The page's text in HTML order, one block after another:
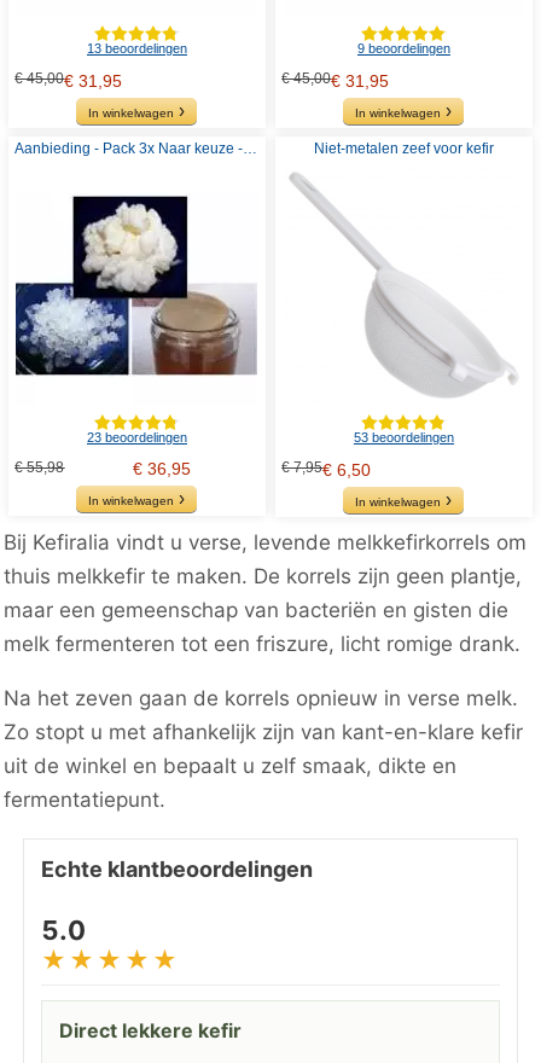
13 beoordelingen
€ 45,00€ 31,95
In winkelwagen
9 beoordelingen
€ 45,00€ 31,95
In winkelwagen
23 beoordelingen
€ 55,98 € 36,95
In winkelwagen
Niet-metalen zeef voor kefir
53 beoordelingen
€ 7,95€ 6,50
In winkelwagen
Bij Kefiralia vindt u verse, levende melkkefirkorrels om
thuis melkkefir te maken. De korrels zijn geen plantje,
maar een gemeenschap van bacteriën en gisten die
melk fermenteren tot een friszure, licht romige drank.
Na het zeven gaan de korrels opnieuw in verse melk.
Zo stopt u met afhankelijk zijn van kant-en-klare kefir
uit de winkel en bepaalt u zelf smaak, dikte en
fermentatiepunt.
Echte klantbeoordelingen
5.0
★★★★★
Direct lekkere kefir